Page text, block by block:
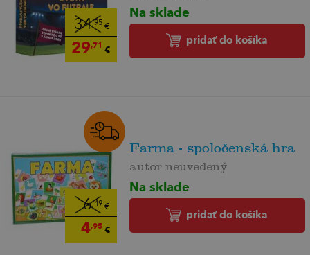
34,95€
29,71 €
Na sklade
pridať do košíka
6,49 €
4,95€
Farma - spoločenská hra
autor neuvedený
Na sklade
pridať do košíka